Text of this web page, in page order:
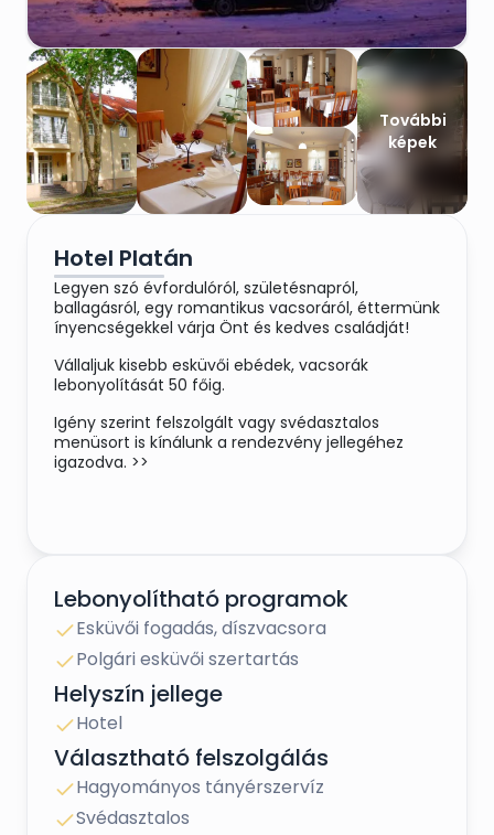
További
képek
Hotel Platán
Legyen szó évfordulóról, születésnapról,
ballagásról, egy romantikus vacsoráról, éttermünk
ínyencségekkel várja Önt és kedves családját!
Vállaljuk kisebb esküvői ebédek, vacsorák
lebonyolítását 50 főig.
Igény szerint felszolgált vagy svédasztalos
menüsort is kínálunk a rendezvény jellegéhez
igazodva. >>
Lebonyolítható programok
Esküvői fogadás, díszvacsora
Polgári esküvői szertartás
Helyszín jellege
Hotel
Választható felszolgálás
Hagyományos tányérszervíz
Svédasztalos